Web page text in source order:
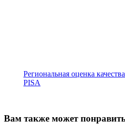
Региональная оценка
PISA
Вам также может